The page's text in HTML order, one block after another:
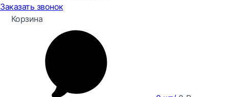
Заказать звонок
Корзина